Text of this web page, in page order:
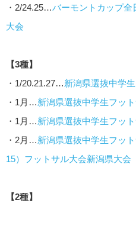
・2/24.25…バーモントカップ全
大会
【3種】
・1/20.21.27…新潟県選抜中学
・1月…新潟県選抜中学生フッ
・1月…新潟県選抜中学生フッ
・2月…新潟県選抜中学生フッ
15）フットサル大会新潟県大会
【2種】